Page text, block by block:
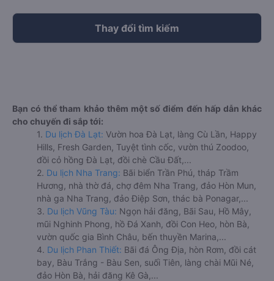
Thay đổi tìm kiếm
Bạn có thể tham khảo thêm một số điểm đến hấp dẫn khác
cho chuyến đi sắp tới:
1. Du lịch Đà Lạt: Vườn hoa Đà Lạt, làng Cù Lần, Happy
Hills, Fresh Garden, Tuyệt tình cốc, vườn thú Zoodoo,
đồi cỏ hồng Đà Lạt, đồi chè Cầu Đất,...
2. Du lịch Nha Trang: Bãi biển Trần Phú, tháp Trầm
Hương, nhà thờ đá, chợ đêm Nha Trang, đảo Hòn Mun,
nhà ga Nha Trang, đảo Điệp Sơn, thác bà Ponagar,...
3. Du lịch Vũng Tàu: Ngọn hải đăng, Bãi Sau, Hồ Mây,
mũi Nghinh Phong, hồ Đá Xanh, đồi Con Heo, hòn Bà,
vườn quốc gia Bình Châu, bến thuyền Marina,...
4. Du lịch Phan Thiết: Bãi đá Ông Địa, hòn Rơm, đồi cát
bay, Bàu Trắng - Bàu Sen, suối Tiên, làng chài Mũi Né,
đảo Hòn Bà, hải đăng Kê Gà,...